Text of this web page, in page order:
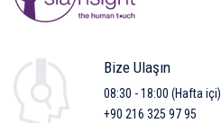
Bize Ulaşın
08:30 - 18:00 (Hafta içi)
+90 216 325 97 95